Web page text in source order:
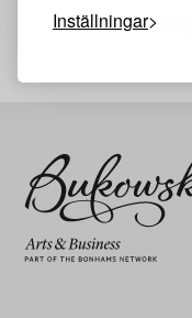
Inställningar
Din